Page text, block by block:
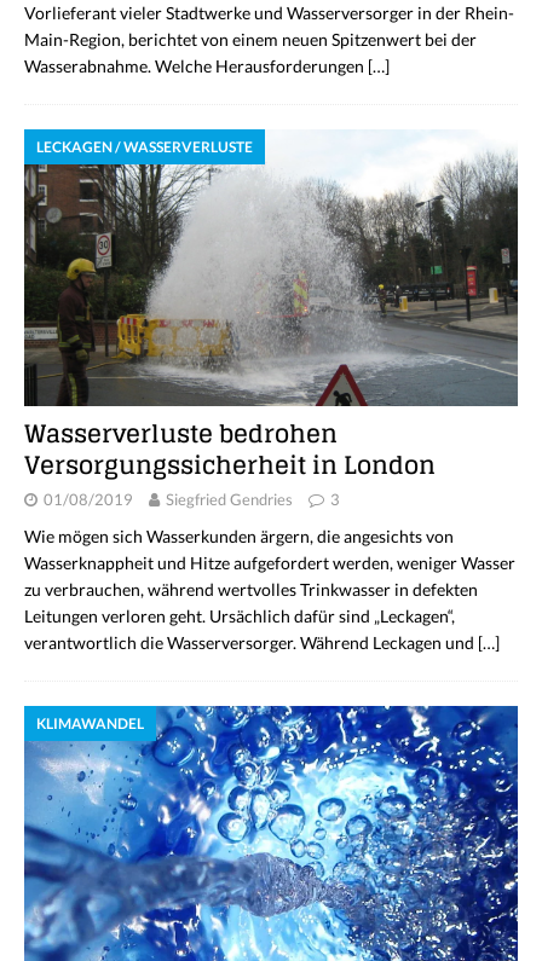
Vorlieferant vieler Stadtwerke und Wasserversorger in der Rhein-
Main-Region, berichtet von einem neuen Spitzenwert bei der
Wasserabnahme. Welche Herausforderungen […]
LECKAGEN / WASSERVERLUSTE
Wasserverluste bedrohen
Versorgungssicherheit in London
01/08/2019 Siegfried Gendries 3
Wie mögen sich Wasserkunden ärgern, die angesichts von
Wasserknappheit und Hitze aufgefordert werden, weniger Wasser
zu verbrauchen, während wertvolles Trinkwasser in defekten
Leitungen verloren geht. Ursächlich dafür sind „Leckagen“,
verantwortlich die Wasserversorger. Während Leckagen und […]
KLIMAWANDEL